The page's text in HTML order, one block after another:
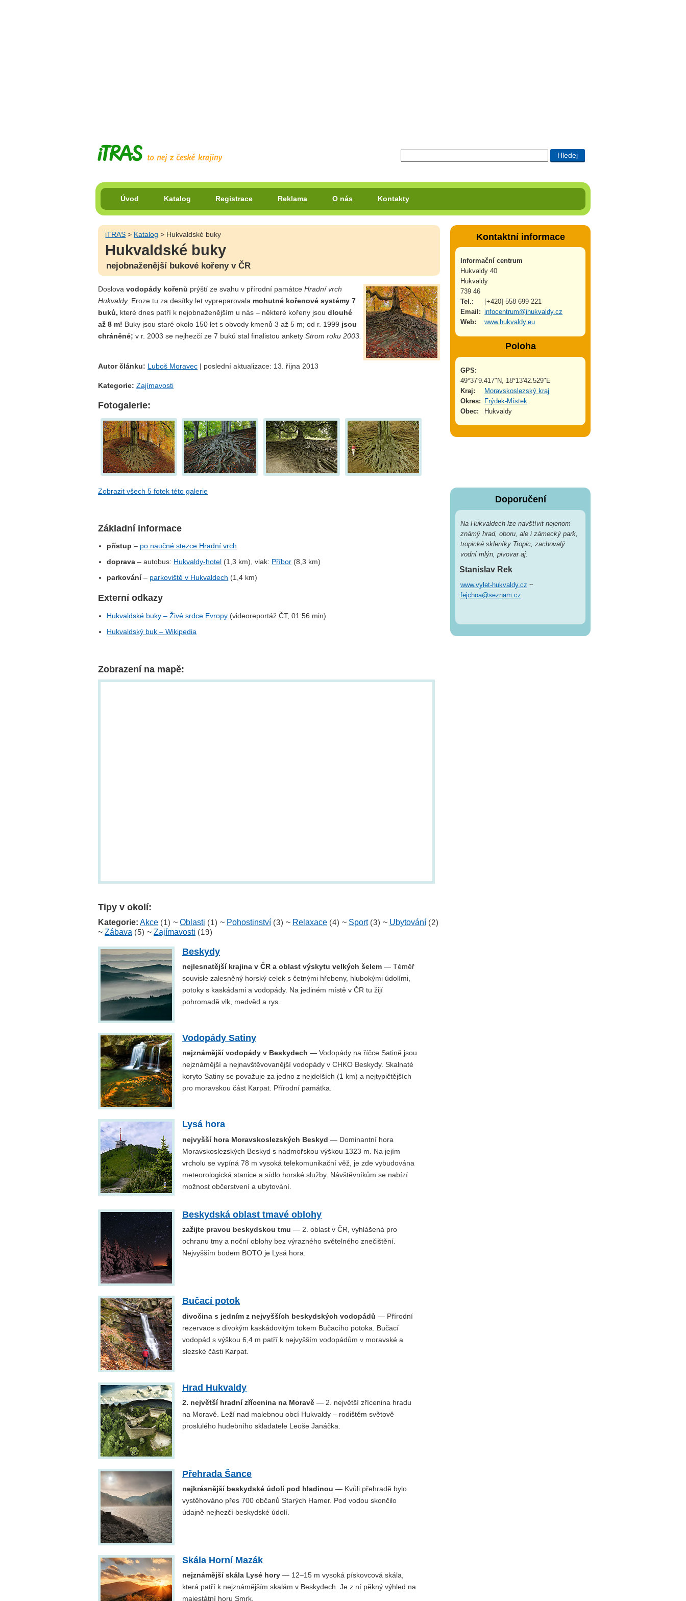
Úvod Katalog Registrace Reklama O nás Kontakty
iTRAS > Katalog > Hukvaldské buky
Hukvaldské buky
nejobnaženější bukové kořeny v ČR
Doslova vodopády kořenů prýští ze svahu v přírodní památce Hradní vrch
Hukvaldy. Eroze tu za desítky let vypreparovala mohutné kořenové systémy 7
buků, které dnes patří k nejobnaženějším u nás – některé kořeny jsou dlouhé
až 8 m! Buky jsou staré okolo 150 let s obvody kmenů 3 až 5 m; od r. 1999 jsou
chráněné; v r. 2003 se nejhezčí ze 7 buků stal finalistou ankety Strom roku 2003.
Autor článku: Luboš Moravec | poslední aktualizace: 13. října 2013
Kategorie: Zajímavosti
Fotogalerie:
Zobrazit všech 5 fotek této galerie
Základní informace
přístup – po naučné stezce Hradní vrch
doprava – autobus: Hukvaldy-hotel (1,3 km), vlak: Příbor (8,3 km)
parkování– parkoviště v Hukvaldech (1,4 km)
Externí odkazy
Hukvaldské buky – Živé srdce Evropy (videoreportáž ČT, 01:56 min)
Hukvaldský buk – Wikipedia
Zobrazení na mapě:
Tipy v okolí:
Kategorie: Akce (1) ~ Oblasti (1) ~ Pohostinství (3) ~ Relaxace (4) ~ Sport (3) ~ Ubytování (2)
~ Zábava (5) ~ Zajímavosti (19)
Beskydy
nejlesnatější krajina v ČR a oblast výskytu velkých šelem — Téměř
souvisle zalesněný horský celek s četnými hřebeny, hlubokými údolími,
potoky s kaskádami a vodopády. Na jediném místě v ČR tu žijí
pohromadě vlk, medvěd a rys.
Vodopády Satiny
nejznámější vodopády v Beskydech — Vodopády na říčce Satině jsou
nejznámější a nejnavštěvovanější vodopády v CHKO Beskydy. Skalnaté
koryto Satiny se považuje za jedno z nejdelších (1 km) a nejtypičtějších
pro moravskou část Karpat. Přírodní památka.
Lysá hora
nejvyšší hora Moravskoslezských Beskyd — Dominantní hora
Moravskoslezských Beskyd s nadmořskou výškou 1323 m. Na jejím
vrcholu se vypíná 78 m vysoká telekomunikační věž, je zde vybudována
meteorologická stanice a sídlo horské služby. Návštěvníkům se nabízí
možnost občerstvení a ubytování.
Beskydská oblast tmavé oblohy
zažijte pravou beskydskou tmu — 2. oblast v ČR, vyhlášená pro
ochranu tmy a noční oblohy bez výrazného světelného znečištění.
Nejvyšším bodem BOTO je Lysá hora.
Bučací potok
divočina s jedním z nejvyšších beskydských vodopádů — Přírodní
rezervace s divokým kaskádovitým tokem Bučacího potoka. Bučací
vodopád s výškou 6,4 m patří k nejvyšším vodopádům v moravské a
slezské části Karpat.
Hrad Hukvaldy
2. největší hradní zřícenina na Moravě — 2. největší zřícenina hradu
na Moravě. Leží nad malebnou obcí Hukvaldy – rodištěm světově
proslulého hudebního skladatele Leoše Janáčka.
Přehrada Šance
nejkrásnější beskydské údolí pod hladinou — Kvůli přehradě bylo
vystěhováno přes 700 občanů Starých Hamer. Pod vodou skončilo
údajně nejhezčí beskydské údolí.
Skála Horní Mazák
nejznámější skála Lysé hory — 12–15 m vysoká pískovcová skála,
která patří k nejznámějším skalám v Beskydech. Je z ní pěkný výhled na
majestátní horu Smrk.
Kontaktní informace
Informační centrum
Hukvaldy 40
Hukvaldy
739 46
Tel.:
[+420] 558 699 221
Email: infocentrum@ihukvaldy.cz
Web:
www.hukvaldy.eu
Poloha
GPS:
49°37'9.417"N, 18°13'42.529"E
Kraj:
Moravskoslezský kraj
Okres:
Frýdek-Místek
Obec:
Hukvaldy
Doporučení
Na Hukvaldech lze navštívit nejenom
známý hrad, oboru, ale i zámecký park,
tropické skleníky Tropic, zachovalý
vodní mlýn, pivovar aj.
Stanislav Rek
www.vylet-hukvaldy.cz ~
fejchoa@seznam.cz